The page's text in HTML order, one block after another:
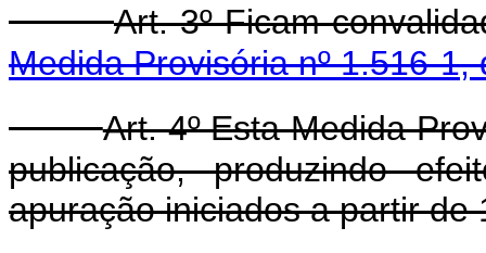
Art. 3º Ficam
Medida Provisória nº 1.516-
Art. 4º Esta Medida
publicação, produzindo
apuração iniciados a partir de